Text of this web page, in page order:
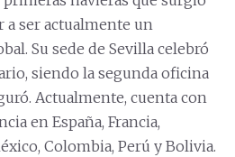
a ser actualmente un
Su sede de Sevilla celebró
siendo la segunda oficina
Actualmente, cuenta con
en España, Francia,
Colombia, Perú y Bolivia.